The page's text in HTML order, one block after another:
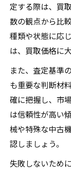
定する際は、買
数の観点から比
種類や状態に応
は、買取価格に
また、査定基準
も重要な判断材
確に把握し、市
は信頼性が高い
械や特殊な中古
認しましょう。
失敗しないため